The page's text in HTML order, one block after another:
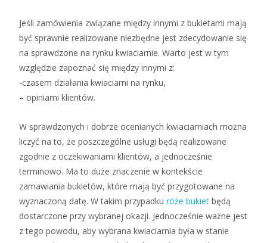
Jeśli zamówienia związane między innymi z bukietami mają
być sprawnie realizowane niezbędne jest zdecydowanie się
na sprawdzone na rynku kwiaciarnie. Warto jest w tym
względzie zapoznać się między innymi z:
-czasem działania kwiaciarni na rynku,
– opiniami klientów.
W sprawdzonych i dobrze ocenianych kwiaciarniach można
liczyć na to, że poszczególne usługi będą realizowane
zgodnie z oczekiwaniami klientów, a jednocześnie
terminowo. Ma to duże znaczenie w kontekście
zamawiania bukietów, które mają być przygotowane na
wyznaczoną datę. W takim przypadku róże bukiet będą
dostarczone przy wybranej okazji. Jednocześnie ważne jest
z tego powodu, aby wybrana kwiaciarnia była w stanie